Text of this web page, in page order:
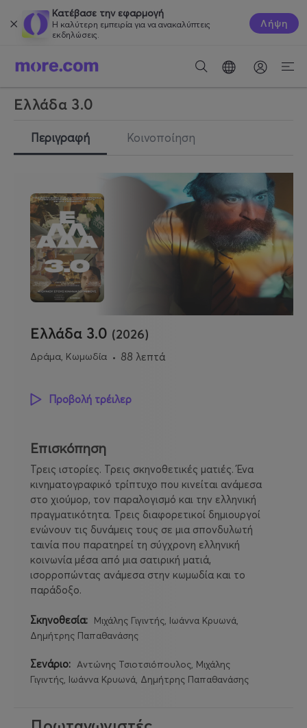
Κατέβασε την εφαρμογή
Η καλύτερη εμπειρία για να ανακαλύπτεις
εκδηλώσεις.
Λήψη
Ελλάδα 3.0
Περιγραφή Κοινοποίηση
Ελλάδα 3.0 (2026)
Δράμα, Κωμωδία 88 λεπτά
Προβολή τρέιλερ
Επισκόπηση
Τρεις ιστορίες. Τρεις σκηνοθετικές ματιές. Ένα
κινηματογραφικό τρίπτυχο που κινείται ανάμεσα
στο χιούμορ, τον παραλογισμό και την ελληνική
πραγματικότητα. Τρεις διαφορετικοί δημιουργοί
ενώνουν τις δυνάμεις τους σε μια σπονδυλωτή
ταινία που παρατηρεί τη σύγχρονη ελληνική
κοινωνία μέσα από μια σατιρική ματιά,
ισορροπώντας ανάμεσα στην κωμωδία και το
παράδοξο.
Σκηνοθεσία:
Μιχάλης Γιγιντής, Ιωάννα Κρυωνά,
Δημήτρης Παπαθανάσης
Σενάριο:
Αντώνης Τσιοτσιόπουλος, Μιχάλης
Γιγιντής, Ιωάννα Κρυωνά, Δημήτρης Παπαθανάσης